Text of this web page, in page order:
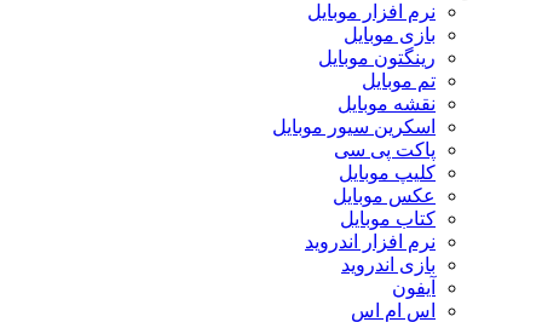
نرم افزار موبایل
بازی موبایل
رینگتون موبایل
تم موبایل
نقشه موبایل
اسکرین سیور موبایل
پاکت پی سی
کلیپ موبایل
عکس موبایل
کتاب موبایل
نرم افزار اندروید
بازی اندروید
آیفون
اس ام اس